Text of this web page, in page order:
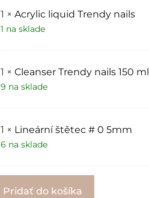
1 × Acrylic liquid Trendy nails
1 na sklade
1 × Cleanser Trendy nails 150 ml
9 na sklade
1 × Lineární štětec # 0 5mm
6 na sklade
Pridať do košíka